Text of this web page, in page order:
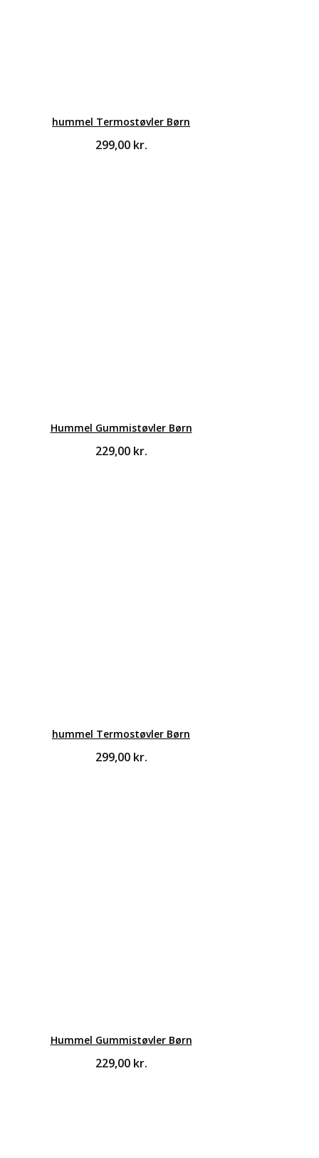
hummel Termostøvler Børn
299,00 kr.
Hummel Gummistøvler Børn
229,00 kr.
hummel Termostøvler Børn
299,00 kr.
Hummel Gummistøvler Børn
229,00 kr.